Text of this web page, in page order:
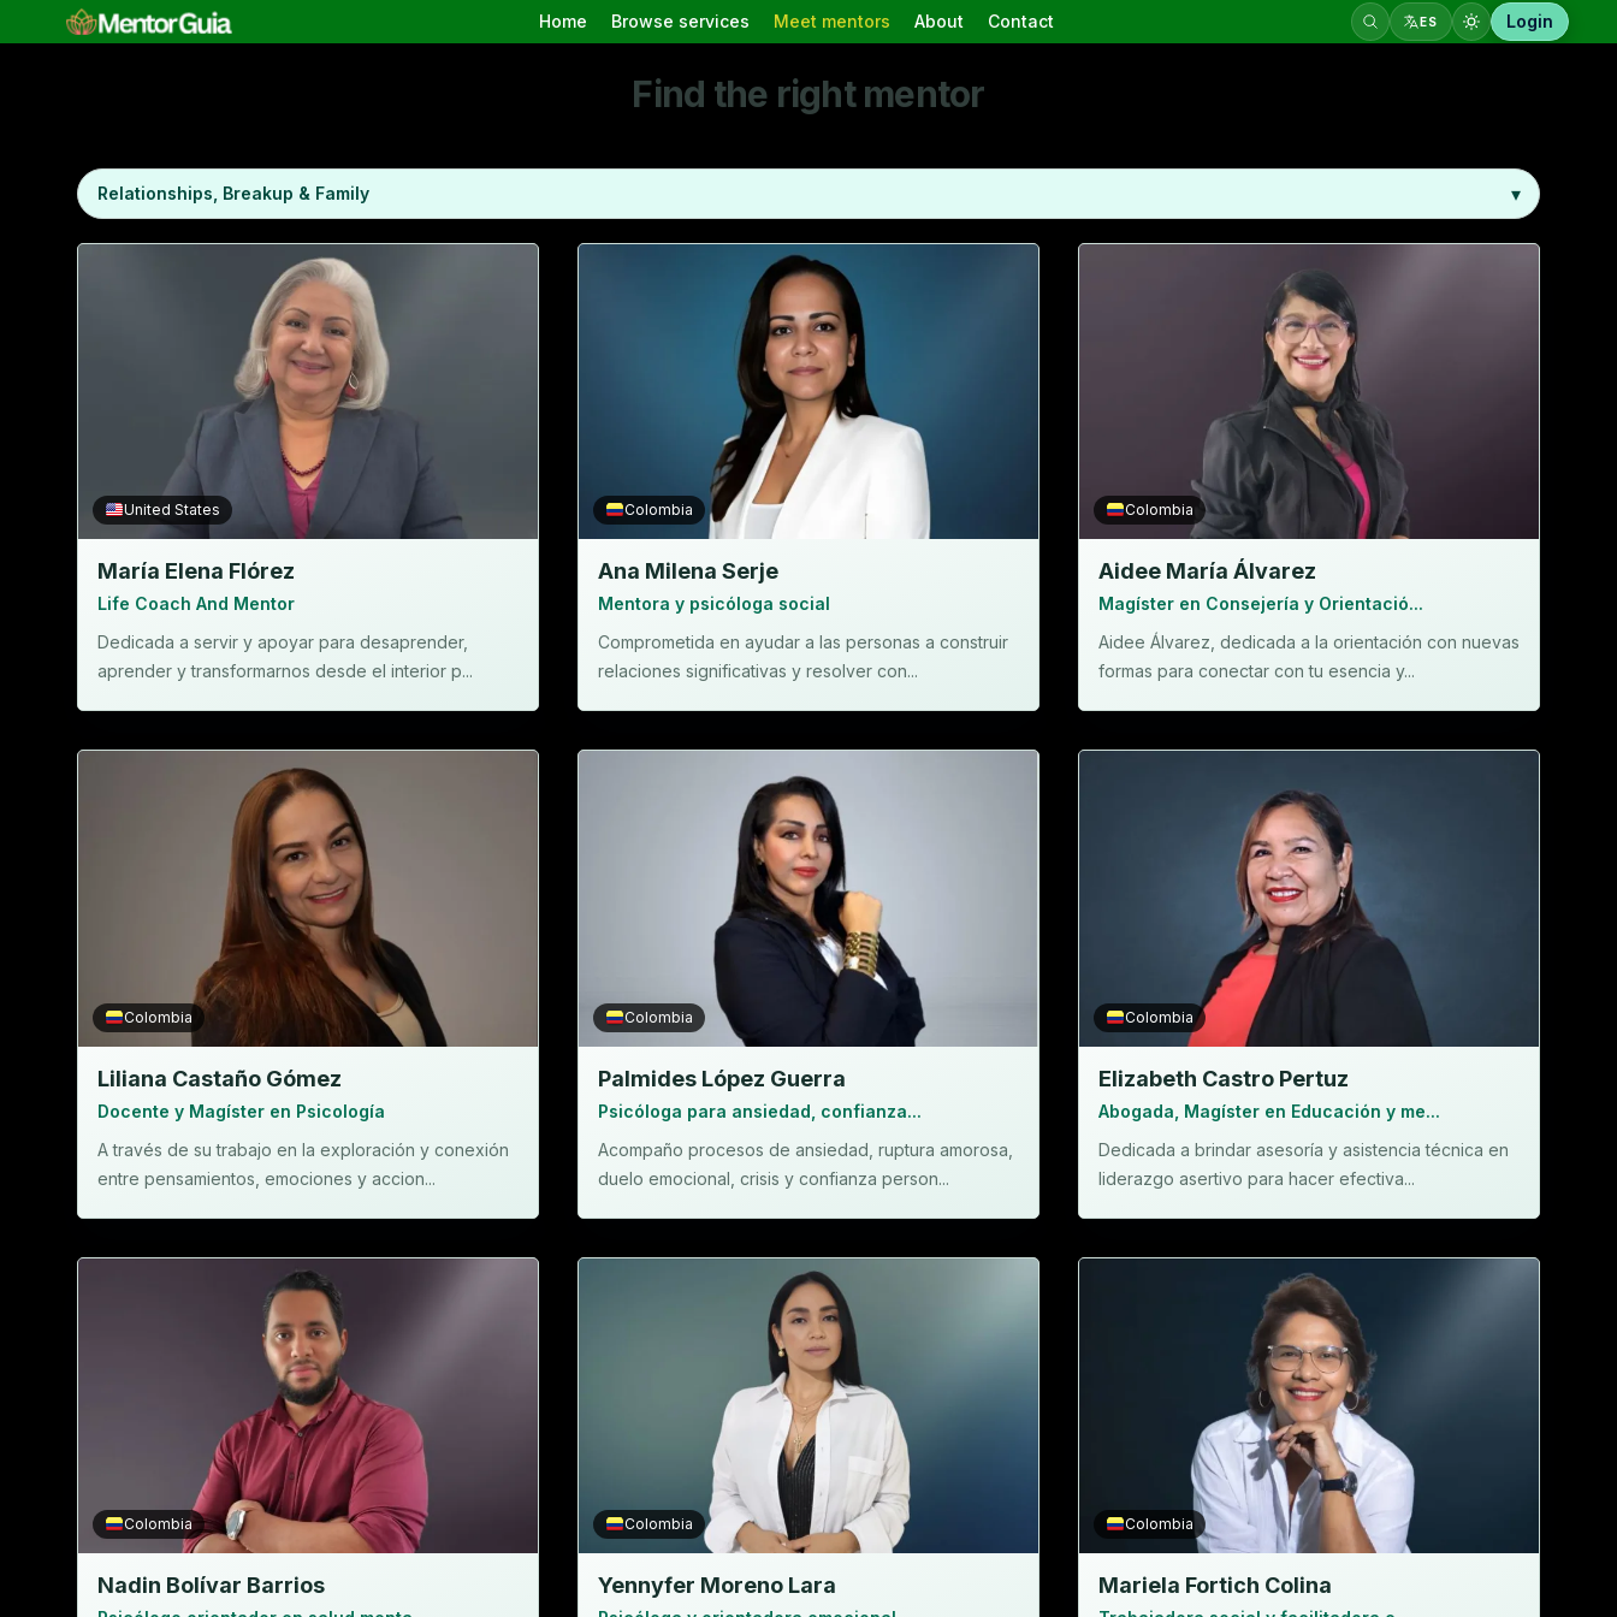
ES Login
Home Browse services Meet mentors About Contact
Find the right mentor
Browse by category ▾
United States
María Elena Flórez
Life Coach And Mentor
Dedicada a servir y apoyar para desaprender,
aprender y transformarnos desde el interior p...
Colombia
Ana Milena Serje
Mentora y psicóloga social
Comprometida en ayudar a las personas a construir
relaciones significativas y resolver con...
Colombia
Aidee María Álvarez
Magíster en Consejería y Orientació...
Aidee Álvarez, dedicada a la orientación con nuevas
formas para conectar con tu esencia y...
Colombia
Liliana Castaño Gómez
Docente y Magíster en Psicología
A través de su trabajo en la exploración y conexión
entre pensamientos, emociones y accion...
Colombia
Palmides López Guerra
Psicóloga para ansiedad, confianza...
Acompaño procesos de ansiedad, ruptura amorosa,
duelo emocional, crisis y confianza person...
Colombia
Elizabeth Castro Pertuz
Abogada, Magíster en Educación y me...
Dedicada a brindar asesoría y asistencia técnica en
liderazgo asertivo para hacer efectiva...
Colombia
Nadin Bolívar Barrios
Colombia
Yennyfer Moreno Lara
Colombia
Mariela Fortich Colina